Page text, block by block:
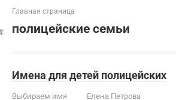
Главная страница
полицейские семьи
Имена для детей полицейских
Выбираем имя Елена Петрова